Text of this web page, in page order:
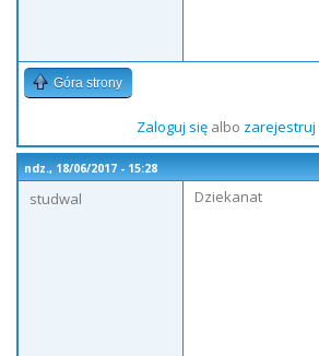
Góra strony
Zaloguj sięalbo zarejestruj
ndz., 18/06/2017 - 15:28
studwal
Dziekanat